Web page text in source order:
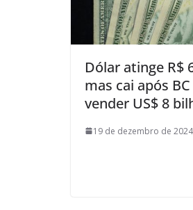
Dólar atinge R$
mas cai após BC
vender US$ 8
19 de dezembro de 2024